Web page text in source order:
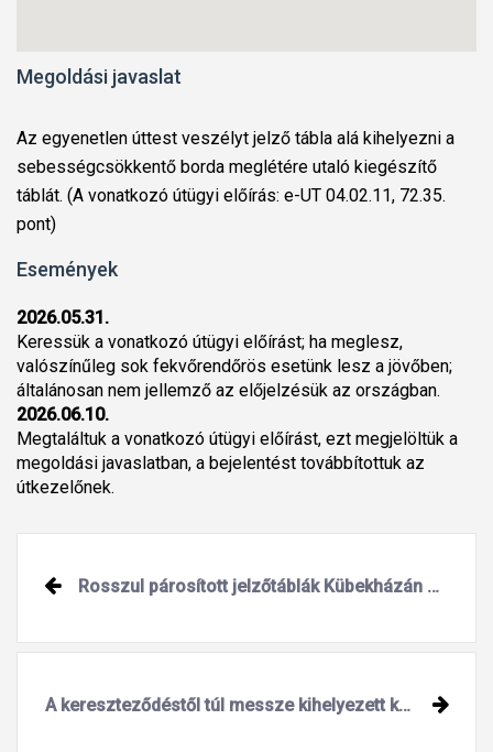
Megoldási javaslat
Az egyenetlen úttest veszélyt jelző tábla alá kihelyezni a
sebességcsökkentő borda meglétére utaló kiegészítő
táblát. (A vonatkozó útügyi előírás: e-UT 04.02.11, 72.35.
pont)
Események
2026.05.31.
Keressük a vonatkozó útügyi előírást; ha meglesz,
valószínűleg sok fekvőrendőrös esetünk lesz a jövőben;
általánosan nem jellemző az előjelzésük az országban.
2026.06.10.
Megtaláltuk a vonatkozó útügyi előírást, ezt megjelöltük a
megoldási javaslatban, a bejelentést továbbítottuk az
útkezelőnek.
Rosszul párosított jelzőtáblák Kübekházán a Fő úton
A kereszteződéstől túl messze kihelyezett kanyarodási tilalmat jelző tábla